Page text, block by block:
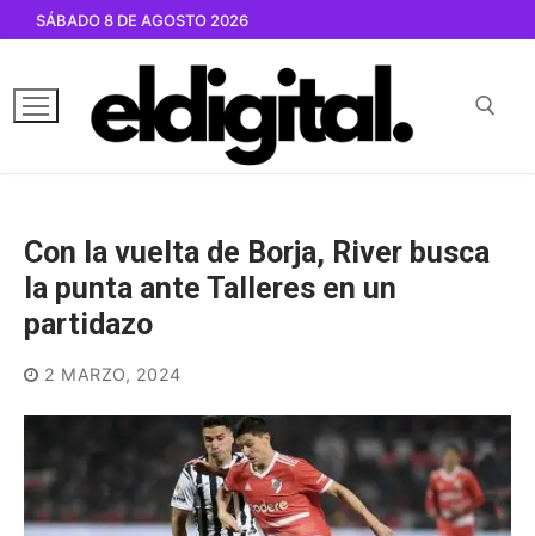
contenido
SÁBADO 8 DE AGOSTO 2026
Con la vuelta de Borja, River busca
la punta ante Talleres en un
partidazo
2 MARZO, 2024